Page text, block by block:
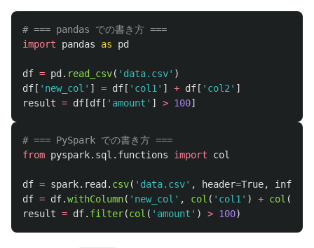
import
pandas as pd
df = pd. read_csv( ' data.csv' )
df[ ' new_col ' ] = df[ ' col1 ' ] + df[ ' col2 ' ]
result = df[df[ ' amount ' ] > 100]
from pyspark.sql.functions import col
df = spark. read. csv( ' data.csv' , header=True,
df = df.withColumn( ' new_col ' , col ( ' col1 ' ) + col (
result = df. filter(col ( ' amount ' ) > 100)